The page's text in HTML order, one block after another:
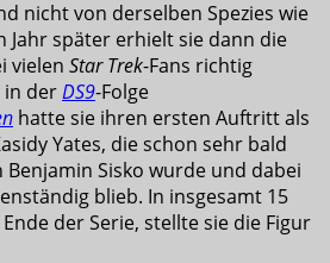
nicht von derselben Spezies wie
Jahr später erhielt sie dann die
vielen Star Trek-Fans richtig
in derDS9-Folge
hatte sie ihren ersten Auftritt als
Yates, die schon sehr bald
Sisko wurde und dabei
blieb. In insgesamt 15
der Serie, stellte sie die Figur